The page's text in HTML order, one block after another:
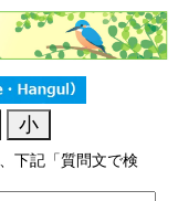
下記「質問文で検